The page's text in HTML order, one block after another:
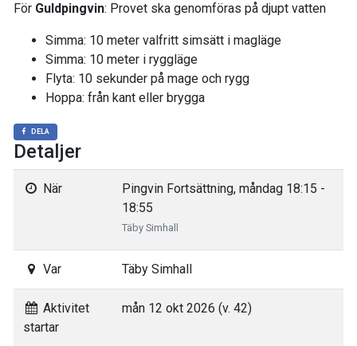
För Guldpingvin: Provet ska genomföras på djupt vatten
Simma: 10 meter valfritt simsätt i magläge
Simma: 10 meter i ryggläge
Flyta: 10 sekunder på mage och rygg
Hoppa: från kant eller brygga
DELA
Detaljer
När
Pingvin Fortsättning, måndag 18:15 -
18:55
Täby Simhall
Var Täby Simhall
Aktivitet
startar
mån 12 okt 2026 (v. 42)